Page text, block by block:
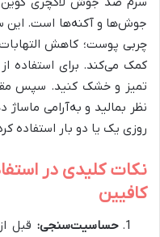
جوش‌ها و آکنه‌ها است. این
چربی پوست؛ کاهش
کمک می‌کند. برای استفاده
تمیز و خشک کنید. سپس
نظر بمالید و به‌آرامی
روزی یک یا دو بار استفاده
نکات کلیدی در
کافیین
حساسیت‌سنجی: قبل